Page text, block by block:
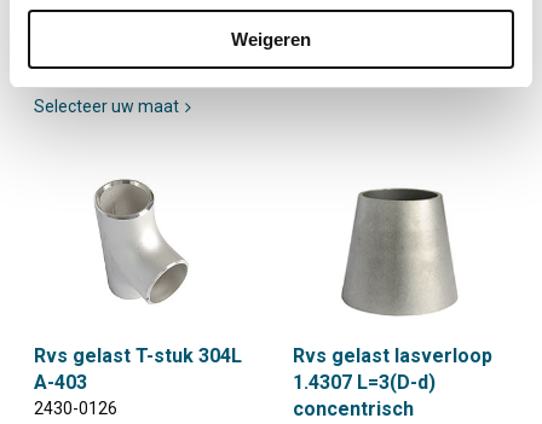
Weigeren
Selecteer uw maat
2430-0123
Rvs gelast T-stuk 304L
A-403
2430-0126
Rvs gelast lasverloop
1.4307 L=3(D-d)
concentrisch